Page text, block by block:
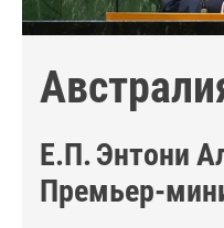
Е.П.Энтони
Премьер-